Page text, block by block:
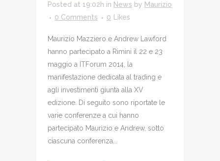
Posted at 19:02h in News by Maurizio
0 Comments
0 Likes
Maurizio Mazziero e Andrew Lawford
hanno partecipato a Rimini il 22 e 23
maggio a ITForum 2014, la
manifestazione dedicata al trading e
agli investimenti giunta alla XV
edizione. Di seguito sono riportate le
varie conferenze a cui hanno
partecipato Maurizio e Andrew, sotto
ciascuna conferenza...